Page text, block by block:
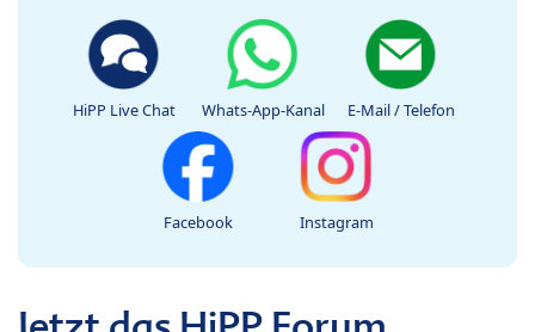
HiPP Live Chat Whats-App-Kanal E-Mail / Telefon
Facebook Instagram